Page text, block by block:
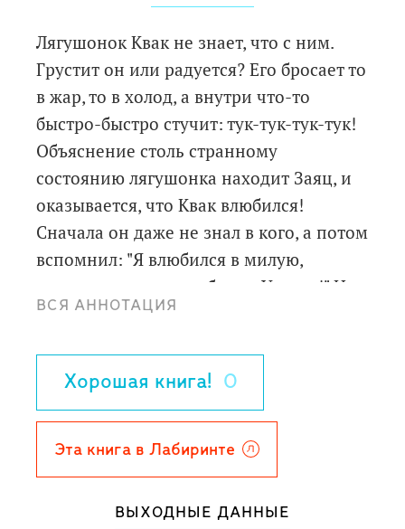
Лягушонок Квак не знает, что с ним.
Грустит он или радуется? Его бросает то
в жар, то в холод, а внутри что-то
быстро-быстро стучит: тук-тук-тук-тук!
Объяснение столь странному
состоянию лягушонка находит Заяц, и
оказывается, что Квак влюбился!
Сначала он даже не знал в кого, а потом
вспомнил: "Я влюбился в милую,
красивую, чудесную белую Уточку!" Но
как рассказать ей о своих чувствах? И
Макс Велтхейс (1923-2005) -
голландский художник и писатель,
всемирную славу которому принесла
серия книжек-картинок про маленького
зелёного лягушонка с большим
выразительным ртом. За свой вклад в
ВСЯ АННОТАЦИЯ
Хорошая книга! 0
Эта книга в Лабиринте
ВЫХОДНЫЕ ДАННЫЕ